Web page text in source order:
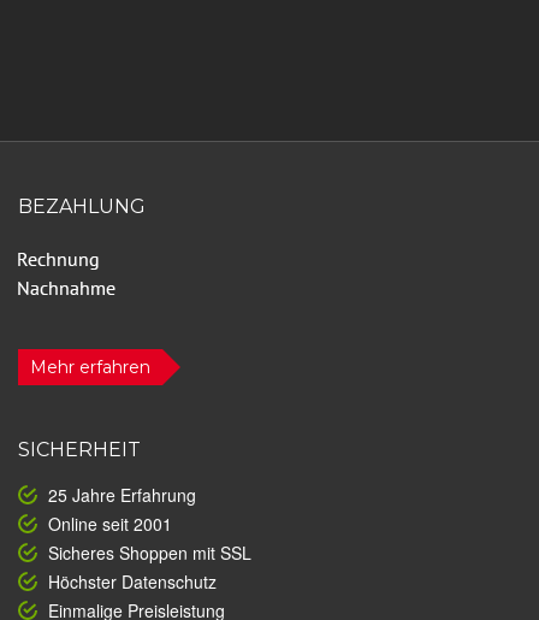
BEZAHLUNG
Mehr erfahren
SICHERHEIT
25 Jahre Erfahrung
Online seit 2001
Sicheres Shoppen mit SSL
Höchster Datenschutz
Einmalige Preisleistung